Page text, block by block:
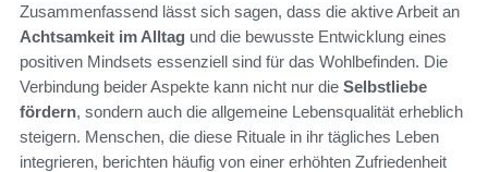
Zusammenfassend lässt sich sagen, dass die aktive Arbeit an
Achtsamkeit im Alltag und die bewusste Entwicklung eines
positiven Mindsets essenziell sind für das Wohlbefinden. Die
Verbindung beider Aspekte kann nicht nur die Selbstliebe
fördern, sondern auch die allgemeine Lebensqualität erheblich
steigern. Menschen, die diese Rituale in ihr tägliches Leben
integrieren, berichten häufig von einer erhöhten Zufriedenheit